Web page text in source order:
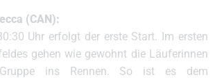
(CAN):
Uhr erfolgt der erste Start. Im ersten
gehen wie gewohnt die Läuferinnen
ins Rennen. So ist es dem